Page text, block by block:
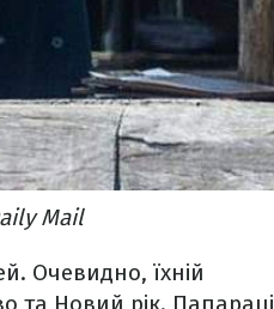
Mail
Очевидно, їхній